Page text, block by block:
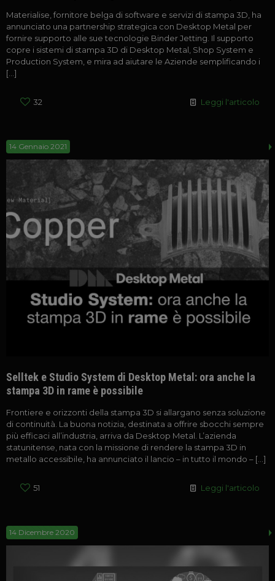
Materialise, fornitore belga di software e servizi di stampa 3D, ha
annunciato una partnership strategica con Desktop Metal per
fornire supporto alle sue tecnologie Binder Jetting. Il supporto
copre i sistemi di stampa 3D di Desktop Metal, Shop System e
Production System, e mira ad aiutare le Aziende semplificando i
[…]
32 Leggi l'articolo
14 Gennaio 2021
Selltek e Studio System di Desktop Metal: ora anche la
stampa 3D in rame è possibile
Frontiere e orizzonti della stampa 3D si allargano senza soluzione
di continuità. La buona notizia, destinata a offrire sbocchi sempre
più efficaci all’industria, arriva da Desktop Metal. L’azienda
statunitense, nata con la missione di rendere la stampa 3D in
metallo accessibile, ha annunciato il lancio – in tutto il mondo – […]
51 Leggi l'articolo
14 Dicembre 2020